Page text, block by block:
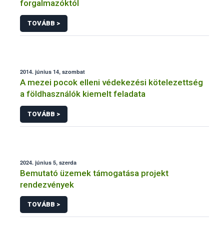
forgalmazóktól
TOVÁBB >
2014. június 14, szombat
A mezei pocok elleni védekezési kötelezettség
a földhasználók kiemelt feladata
TOVÁBB >
2024. június 5, szerda
Bemutató üzemek támogatása projekt
rendezvények
TOVÁBB >